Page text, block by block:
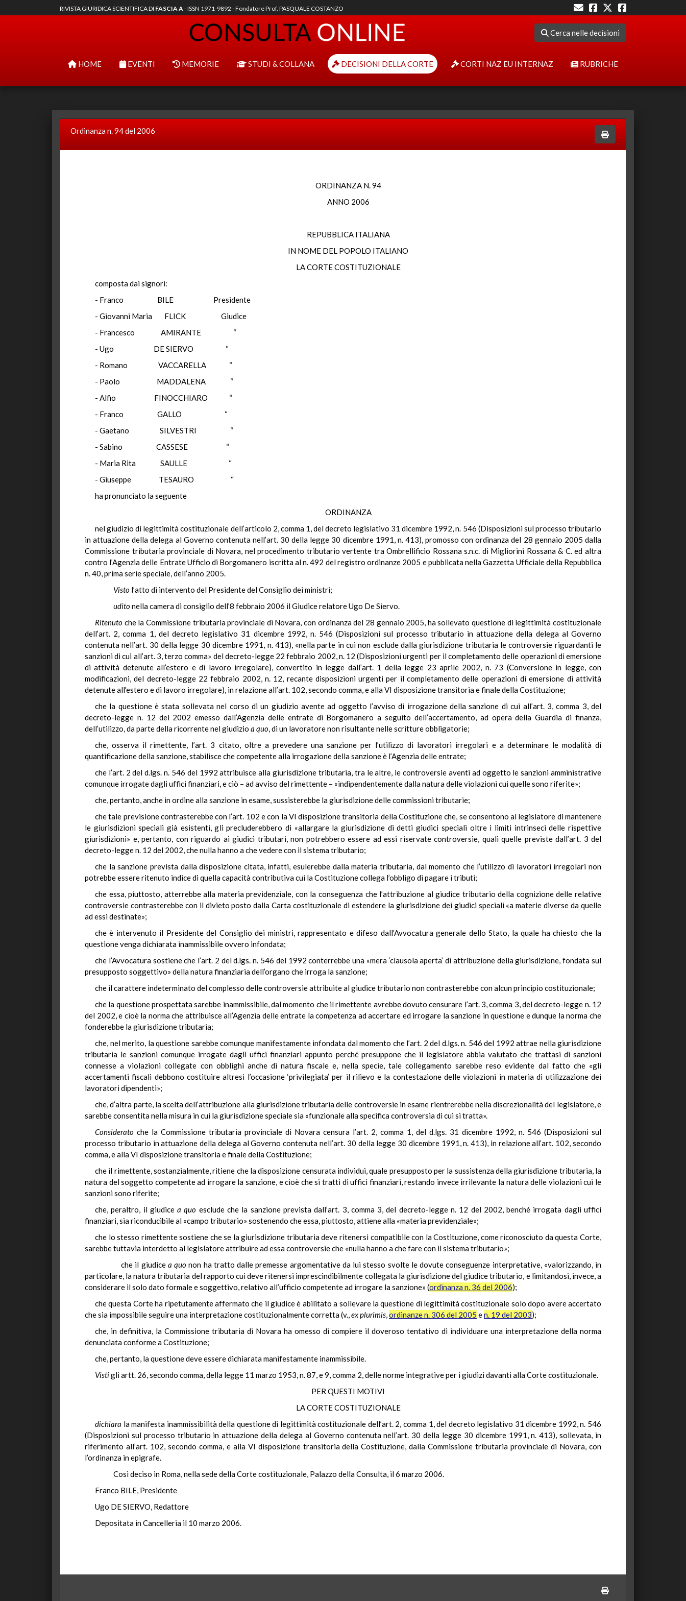
RIVISTA GIURIDICA SCIENTIFICA DI FASCIA A- ISSN 1971-9892 - Fondatore Prof. PASQUALE COSTANZO
Cerca nelle decisioni
HOME EVENTI MEMORIE STUDI & COLLANA DECISIONI DELLA CORTE CORTI NAZ EU INTERNAZ RUBRICHE
Ordinanza n. 94 del 2006
ORDINANZA N. 94
ANNO 2006
REPUBBLICA ITALIANA
IN NOME DEL POPOLO ITALIANO
LA CORTE COSTITUZIONALE
composta dai signori:
- Franco BILE Presidente
- Giovanni Maria FLICK Giudice
- Francesco AMIRANTE “
- Ugo DE SIERVO “
- Romano VACCARELLA “
- Paolo MADDALENA “
- Alfio FINOCCHIARO “
- Franco GALLO “
- Gaetano SILVESTRI “
- Sabino CASSESE “
- Maria Rita SAULLE “
- Giuseppe TESAURO “
ha pronunciato la seguente
ORDINANZA
nel giudizio di legittimità costituzionale dell’articolo 2, comma 1, del decreto legislativo 31 dicembre 1992, n. 546 (Disposizioni sul processo tributario
in attuazione della delega al Governo contenuta nell’art. 30 della legge 30 dicembre 1991, n. 413), promosso con ordinanza del 28 gennaio 2005 dalla
Commissione tributaria provinciale di Novara, nel procedimento tributario vertente tra Ombrellificio Rossana s.n.c. di Migliorini Rossana & C. ed altra
contro l’Agenzia delle Entrate Ufficio di Borgomanero iscritta al n. 492 del registro ordinanze 2005 e pubblicata nella Gazzetta Ufficiale della Repubblica
n. 40, prima serie speciale, dell’anno 2005.
Visto l’atto di intervento del Presidente del Consiglio dei ministri;
uditonella camera di consiglio dell’8 febbraio 2006 il Giudice relatore Ugo De Siervo.
Ritenuto che la Commissione tributaria provinciale di Novara, con ordinanza del 28 gennaio 2005, ha sollevato questione di legittimità costituzionale
dell’art. 2, comma 1, del decreto legislativo 31 dicembre 1992, n. 546 (Disposizioni sul processo tributario in attuazione della delega al Governo
contenuta nell’art. 30 della legge 30 dicembre 1991, n. 413), «nella parte in cui non esclude dalla giurisdizione tributaria le controversie riguardanti le
sanzioni di cui all’art. 3, terzo comma» del decreto-legge 22 febbraio 2002, n. 12 (Disposizioni urgenti per il completamento delle operazioni di emersione
di attività detenute all’estero e di lavoro irregolare), convertito in legge dall’art. 1 della legge 23 aprile 2002, n. 73 (Conversione in legge, con
modificazioni, del decreto-legge 22 febbraio 2002, n. 12, recante disposizioni urgenti per il completamento delle operazioni di emersione di attività
detenute all'estero e di lavoro irregolare), in relazione all’art. 102, secondo comma, e alla VI disposizione transitoria e finale della Costituzione;
che la questione è stata sollevata nel corso di un giudizio avente ad oggetto l’avviso di irrogazione della sanzione di cui all’art. 3, comma 3, del
decreto-legge n. 12 del 2002 emesso dall’Agenzia delle entrate di Borgomanero a seguito dell’accertamento, ad opera della Guardia di finanza,
dell’utilizzo, da parte della ricorrente nel giudizio a quo, di un lavoratore non risultante nelle scritture obbligatorie;
che, osserva il rimettente, l’art. 3 citato, oltre a prevedere una sanzione per l’utilizzo di lavoratori irregolari e a determinare le modalità di
quantificazione della sanzione, stabilisce che competente alla irrogazione della sanzione è l’Agenzia delle entrate;
che l’art. 2 del d.lgs. n. 546 del 1992 attribuisce alla giurisdizione tributaria, tra le altre, le controversie aventi ad oggetto le sanzioni amministrative
comunque irrogate dagli uffici finanziari, e ciò – ad avviso del rimettente – «indipendentemente dalla natura delle violazioni cui quelle sono riferite»;
che, pertanto, anche in ordine alla sanzione in esame, sussisterebbe la giurisdizione delle commissioni tributarie;
che tale previsione contrasterebbe con l’art. 102 e con la VI disposizione transitoria della Costituzione che, se consentono al legislatore di mantenere
le giurisdizioni speciali già esistenti, gli precluderebbero di «allargare la giurisdizione di detti giudici speciali oltre i limiti intrinseci delle rispettive
giurisdizioni» e, pertanto, con riguardo ai giudici tributari, non potrebbero essere ad essi riservate controversie, quali quelle previste dall’art. 3 del
decreto-legge n. 12 del 2002, che nulla hanno a che vedere con il sistema tributario;
che la sanzione prevista dalla disposizione citata, infatti, esulerebbe dalla materia tributaria, dal momento che l’utilizzo di lavoratori irregolari non
potrebbe essere ritenuto indice di quella capacità contributiva cui la Costituzione collega l’obbligo di pagare i tributi;
che essa, piuttosto, atterrebbe alla materia previdenziale, con la conseguenza che l’attribuzione al giudice tributario della cognizione delle relative
controversie contrasterebbe con il divieto posto dalla Carta costituzionale di estendere la giurisdizione dei giudici speciali «a materie diverse da quelle
ad essi destinate»;
che è intervenuto il Presidente del Consiglio dei ministri, rappresentato e difeso dall’Avvocatura generale dello Stato, la quale ha chiesto che la
questione venga dichiarata inammissibile ovvero infondata;
che l’Avvocatura sostiene che l’art. 2 del d.lgs. n. 546 del 1992 conterrebbe una «mera ‘clausola aperta’ di attribuzione della giurisdizione, fondata sul
presupposto soggettivo» della natura finanziaria dell’organo che irroga la sanzione;
che il carattere indeterminato del complesso delle controversie attribuite al giudice tributario non contrasterebbe con alcun principio costituzionale;
che la questione prospettata sarebbe inammissibile, dal momento che il rimettente avrebbe dovuto censurare l’art. 3, comma 3, del decreto-legge n. 12
del 2002, e cioè la norma che attribuisce all’Agenzia delle entrate la competenza ad accertare ed irrogare la sanzione in questione e dunque la norma che
fonderebbe la giurisdizione tributaria;
che, nel merito, la questione sarebbe comunque manifestamente infondata dal momento che l’art. 2 del d.lgs. n. 546 del 1992 attrae nella giurisdizione
tributaria le sanzioni comunque irrogate dagli uffici finanziari appunto perché presuppone che il legislatore abbia valutato che trattasi di sanzioni
connesse a violazioni collegate con obblighi anche di natura fiscale e, nella specie, tale collegamento sarebbe reso evidente dal fatto che «gli
accertamenti fiscali debbono costituire altresì l’occasione ‘privilegiata’ per il rilievo e la contestazione delle violazioni in materia di utilizzazione dei
lavoratori dipendenti»;
che, d’altra parte, la scelta dell’attribuzione alla giurisdizione tributaria delle controversie in esame rientrerebbe nella discrezionalità del legislatore, e
sarebbe consentita nella misura in cui la giurisdizione speciale sia «funzionale alla specifica controversia di cui si tratta».
Considerato che la Commissione tributaria provinciale di Novara censura l’art. 2, comma 1, del d.lgs. 31 dicembre 1992, n. 546 (Disposizioni sul
processo tributario in attuazione della delega al Governo contenuta nell’art. 30 della legge 30 dicembre 1991, n. 413), in relazione all’art. 102, secondo
comma, e alla VI disposizione transitoria e finale della Costituzione;
che il rimettente, sostanzialmente, ritiene che la disposizione censurata individui, quale presupposto per la sussistenza della giurisdizione tributaria, la
natura del soggetto competente ad irrogare la sanzione, e cioè che si tratti di uffici finanziari, restando invece irrilevante la natura delle violazioni cui le
sanzioni sono riferite;
che, peraltro, il giudicea quo esclude che la sanzione prevista dall’art. 3, comma 3, del decreto-legge n. 12 del 2002, benché irrogata dagli uffici
finanziari, sia riconducibile al «campo tributario» sostenendo che essa, piuttosto, attiene alla «materia previdenziale»;
che lo stesso rimettente sostiene che se la giurisdizione tributaria deve ritenersi compatibile con la Costituzione, come riconosciuto da questa Corte,
sarebbe tuttavia interdetto al legislatore attribuire ad essa controversie che «nulla hanno a che fare con il sistema tributario»;
che il giudice a quonon ha tratto dalle premesse argomentative da lui stesso svolte le dovute conseguenze interpretative, «valorizzando, in
particolare, la natura tributaria del rapporto cui deve ritenersi imprescindibilmente collegata la giurisdizione del giudice tributario, e limitandosi, invece, a
considerare il solo dato formale e soggettivo, relativo all’ufficio competente ad irrogare la sanzione» (ordinanza n. 36 del 2006);
che questa Corte ha ripetutamente affermato che il giudice è abilitato a sollevare la questione di legittimità costituzionale solo dopo avere accertato
che sia impossibile seguire una interpretazione costituzionalmente corretta (v.,ex plurimis,ordinanze n. 306 del 2005 en. 19 del 2003);
che, in definitiva, la Commissione tributaria di Novara ha omesso di compiere il doveroso tentativo di individuare una interpretazione della norma
denunciata conforme a Costituzione;
che, pertanto, la questione deve essere dichiarata manifestamente inammissibile.
Vistigli artt. 26, secondo comma, della legge 11 marzo 1953, n. 87, e 9, comma 2, delle norme integrative per i giudizi davanti alla Corte costituzionale.
PER QUESTI MOTIVI
LA CORTE COSTITUZIONALE
dichiara la manifesta inammissibilità della questione di legittimità costituzionale dell’art. 2, comma 1, del decreto legislativo 31 dicembre 1992, n. 546
(Disposizioni sul processo tributario in attuazione della delega al Governo contenuta nell’art. 30 della legge 30 dicembre 1991, n. 413), sollevata, in
riferimento all’art. 102, secondo comma, e alla VI disposizione transitoria della Costituzione, dalla Commissione tributaria provinciale di Novara, con
l’ordinanza in epigrafe.
Così deciso in Roma, nella sede della Corte costituzionale, Palazzo della Consulta, il 6 marzo 2006.
Franco BILE, Presidente
Ugo DE SIERVO, Redattore
Depositata in Cancelleria il 10 marzo 2006.